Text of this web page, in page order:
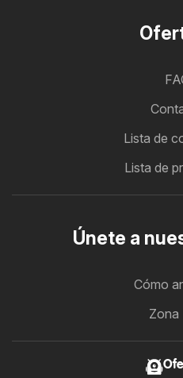
Lista de
Lista de
Únete a
Cómo
Zona